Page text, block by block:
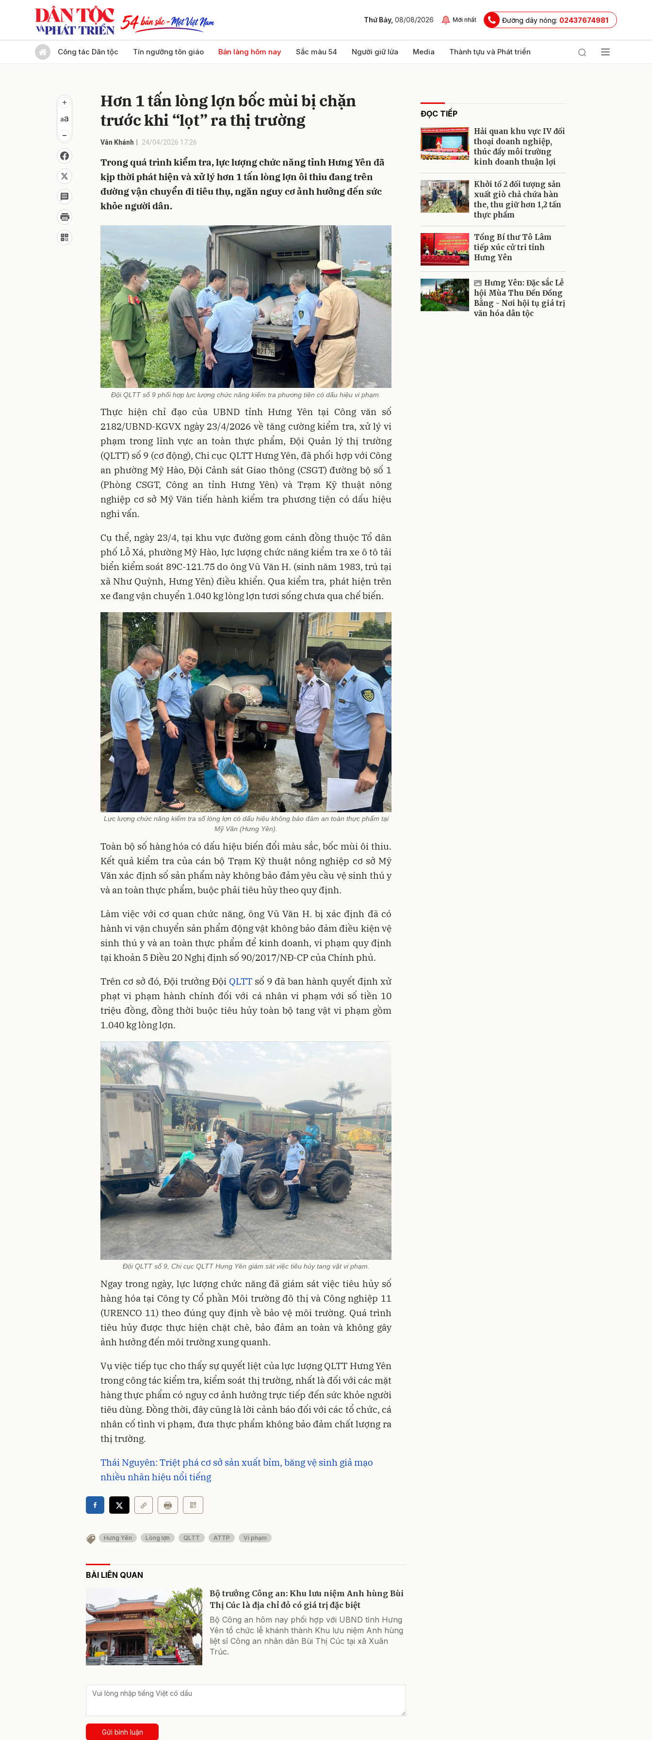
Thứ Bảy, 08/08/2026 Mới nhất Đường dây nóng: 02437674981
Công tác Dân tộc Tín ngưỡng tôn giáo Bản làng hôm nay Sắc màu 54 Người giữ lửa Media Thành tựu và Phát triển
Hơn 1 tấn lòng lợn bốc mùi bị chặn
trước khi “lọt” ra thị trường
Vân Khánh 24/04/2026 17:26
Trong quá trình kiểm tra, lực lượng chức năng tỉnh Hưng Yên đã
kịp thời phát hiện và xử lý hơn 1 tấn lòng lợn ôi thiu đang trên
đường vận chuyển đi tiêu thụ, ngăn nguy cơ ảnh hưởng đến sức
khỏe người dân.
Đội QLTT số 9 phối hợp lực lượng chức năng kiểm tra phương tiện có dấu hiệu vi phạm.
Thực hiện chỉ đạo của UBND tỉnh Hưng Yên tại Công văn số
2182/UBND-KGVX ngày 23/4/2026 về tăng cường kiểm tra, xử lý vi
phạm trong lĩnh vực an toàn thực phẩm, Đội Quản lý thị trường
(QLTT) số 9 (cơ động), Chi cục QLTT Hưng Yên, đã phối hợp với Công
an phường Mỹ Hào, Đội Cảnh sát Giao thông (CSGT) đường bộ số 1
(Phòng CSGT, Công an tỉnh Hưng Yên) và Trạm Kỹ thuật nông
nghiệp cơ sở Mỹ Văn tiến hành kiểm tra phương tiện có dấu hiệu
nghi vấn.
Cụ thể, ngày 23/4, tại khu vực đường gom cánh đồng thuộc Tổ dân
phố Lỗ Xá, phường Mỹ Hào, lực lượng chức năng kiểm tra xe ô tô tải
biển kiểm soát 89C-121.75 do ông Vũ Văn H. (sinh năm 1983, trú tại
xã Như Quỳnh, Hưng Yên) điều khiển. Qua kiểm tra, phát hiện trên
xe đang vận chuyển 1.040 kg lòng lợn tươi sống chưa qua chế biến.
Lực lượng chức năng kiểm tra số lòng lợn có dấu hiệu không bảo đảm an toàn thực phẩm tại
Mỹ Văn (Hưng Yên).
Toàn bộ số hàng hóa có dấu hiệu biến đổi màu sắc, bốc mùi ôi thiu.
Kết quả kiểm tra của cán bộ Trạm Kỹ thuật nông nghiệp cơ sở Mỹ
Văn xác định số sản phẩm này không bảo đảm yêu cầu vệ sinh thú y
và an toàn thực phẩm, buộc phải tiêu hủy theo quy định.
Làm việc với cơ quan chức năng, ông Vũ Văn H. bị xác định đã có
hành vi vận chuyển sản phẩm động vật không bảo đảm điều kiện vệ
sinh thú y và an toàn thực phẩm để kinh doanh, vi phạm quy định
tại khoản 5 Điều 20 Nghị định số 90/2017/NĐ-CP của Chính phủ.
Trên cơ sở đó, Đội trưởng Đội QLTT số 9 đã ban hành quyết định xử
phạt vi phạm hành chính đối với cá nhân vi phạm với số tiền 10
triệu đồng, đồng thời buộc tiêu hủy toàn bộ tang vật vi phạm gồm
1.040 kg lòng lợn.
Đội QLTT số 9, Chi cục QLTT Hưng Yên giám sát việc tiêu hủy tang vật vi phạm.
Ngay trong ngày, lực lượng chức năng đã giám sát việc tiêu hủy số
hàng hóa tại Công ty Cổ phần Môi trường đô thị và Công nghiệp 11
(URENCO 11) theo đúng quy định về bảo vệ môi trường. Quá trình
tiêu hủy được thực hiện chặt chẽ, bảo đảm an toàn và không gây
ảnh hưởng đến môi trường xung quanh.
Vụ việc tiếp tục cho thấy sự quyết liệt của lực lượng QLTT Hưng Yên
trong công tác kiểm tra, kiểm soát thị trường, nhất là đối với các mặt
hàng thực phẩm có nguy cơ ảnh hưởng trực tiếp đến sức khỏe người
tiêu dùng. Đồng thời, đây cũng là lời cảnh báo đối với các tổ chức, cá
nhân cố tình vi phạm, đưa thực phẩm không bảo đảm chất lượng ra
thị trường.
Thái Nguyên: Triệt phá cơ sở sản xuất bỉm, băng vệ sinh giả mạo
nhiều nhãn hiệu nổi tiếng
Hưng Yên Lòng lợn QLTT ATTP Vi phạm
BÀI LIÊN QUAN
Bộ trưởng Công an: Khu lưu niệm Anh hùng Bùi
Thị Cúc là địa chỉ đỏ có giá trị đặc biệt
Bộ Công an hôm nay phối hợp với UBND tỉnh Hưng
Yên tổ chức lễ khánh thành Khu lưu niệm Anh hùng
liệt sĩ Công an nhân dân Bùi Thị Cúc tại xã Xuân
Trúc.
Gửi bình luận
ĐỌC TIẾP
Hải quan khu vực IV đối
thoại doanh nghiệp,
thúc đẩy môi trường
kinh doanh thuận lợi
Khởi tố 2 đối tượng sản
xuất giò chả chứa hàn
the, thu giữ hơn 1,2 tấn
thực phẩm
Tổng Bí thư Tô Lâm
tiếp xúc cử tri tỉnh
Hưng Yên
Hưng Yên: Đặc sắc Lễ
hội Mùa Thu Đền Đồng
Bằng - Nơi hội tụ giá trị
văn hóa dân tộc
Gửi bình luận
Hủy Gửi